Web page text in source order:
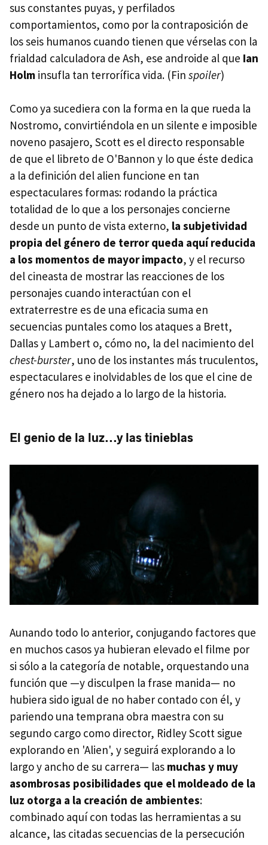
sus constantes puyas, y perfilados
comportamientos, como por la contraposición de
los seis humanos cuando tienen que vérselas con la
frialdad calculadora de Ash, ese androide al que Ian
Holm insufla tan terrorífica vida. (Fin spoiler)
Como ya sucediera con la forma en la que rueda la
Nostromo, convirtiéndola en un silente e imposible
noveno pasajero, Scott es el directo responsable
de que el libreto de O'Bannon y lo que éste dedica
a la definición del alien funcione en tan
espectaculares formas: rodando la práctica
totalidad de lo que a los personajes concierne
desde un punto de vista externo, la subjetividad
propia del género de terror queda aquí reducida
a los momentos de mayor impacto, y el recurso
del cineasta de mostrar las reacciones de los
personajes cuando interactúan con el
extraterrestre es de una eficacia suma en
secuencias puntales como los ataques a Brett,
Dallas y Lambert o, cómo no, la del nacimiento del
chest-burster, uno de los instantes más truculentos,
espectaculares e inolvidables de los que el cine de
género nos ha dejado a lo largo de la historia.
El genio de la luz...y las tinieblas
Aunando todo lo anterior, conjugando factores que
en muchos casos ya hubieran elevado el filme por
si sólo a la categoría de notable, orquestando una
función que —y disculpen la frase manida— no
hubiera sido igual de no haber contado con él, y
pariendo una temprana obra maestra con su
segundo cargo como director, Ridley Scott sigue
explorando en 'Alien', y seguirá explorando a lo
largo y ancho de su carrera— las muchas y muy
asombrosas posibilidades que el moldeado de la
luz otorga a la creación de ambientes:
combinado aquí con todas las herramientas a su
alcance, las citadas secuencias de la persecución